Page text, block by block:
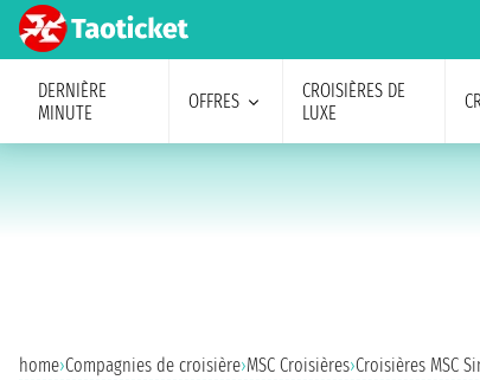
DERNIÈRE
MINUTE
OFFRES
CROISIÈRES DE
LUXE
home›Compagnies de croisière›MSC Croisières›Croisières MSC